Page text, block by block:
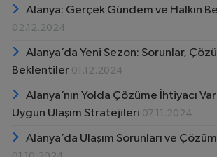
Alanya: Gerçek Gündem ve Halkın
02.12.2024
Alanya’da Yeni Sezon: Sorunlar,
Beklentiler 01.12.2024
Alanya’nın Yolda Çözüme İhtiyacı
Uygun Ulaşım Stratejileri 07.11.2024
Alanya’da Ulaşım Sorunları ve